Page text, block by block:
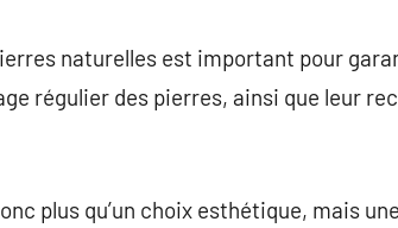
naturelles est important pour
régulier des pierres, ainsi que leur
plus qu’un choix esthétique, mais